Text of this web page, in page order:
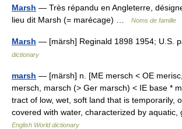
Marsh — Très répandu en Angleterre,
lieu dit Marsh (= marécage) …
Noms de famille
Marsh — [märsh] Reginald 1898 1954; U.S.
dictionary
marsh — [märsh] n. [ME mersch < OE
mersch, marsch (> Ger marsch) < IE base *
tract of low, wet, soft land that is temporarily,
covered with water, characterized by
English World dictionary